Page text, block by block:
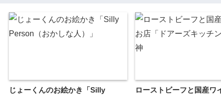
じょーくんのお絵かき「Silly
ローストビーフと国産ワ